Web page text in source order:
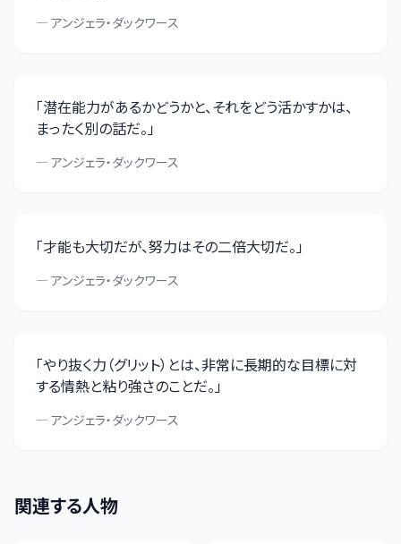
— アンジェラ・ダックワース
「潜在能力があるかどうかと、それをどう活かすかは、
まったく別の話だ。」
— アンジェラ・ダックワース
「才能も大切だが、努力はその二倍大切だ。」
— アンジェラ・ダックワース
「やり抜く力（グリット）とは、非常に長期的な目標に対
する情熱と粘り強さのことだ。」
— アンジェラ・ダックワース
関連する人物